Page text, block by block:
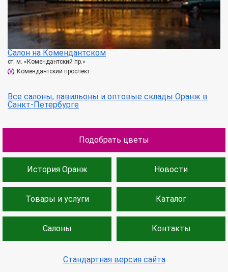
Салон на Комендантском
ст. м. «Комендантский пр.»
Комендантский проспект
Все салоны, павильоны и оптовые склады Оранж в
Санкт-Петербурге
Подобрать цветы
История Оранж Новости
Товары и услуги Каталог
Салоны Контакты
Стандартная версия сайта